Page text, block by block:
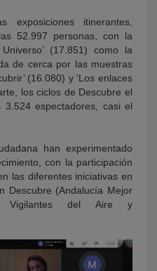
itinerantes,
52.997 personas, con la
(17.851) como la
de cerca por las muestras
(16.080) y ‘Los enlaces
los ciclos de Descubre el
espectadores, casi el
han experimentado
con la participación
las diferentes iniciativas en
Descubre (Andalucía Mejor
Vigilantes del Aire y